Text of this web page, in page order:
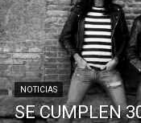
NOTICIAS
SE CUMPLEN